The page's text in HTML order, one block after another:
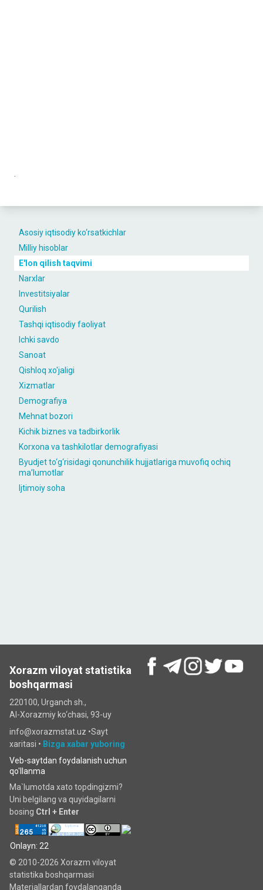
Asosiy iqtisodiy ko‘rsatkichlar
Milliy hisoblar
E'lon qilish taqvimi
Narxlar
Investitsiyalar
Qurilish
Tashqi iqtisodiy faoliyat
Ichki savdo
Sanoat
Qishloq xo'jaligi
Xizmatlar
Demografiya
Mehnat bozori
Kichik biznes va tadbirkorlik
Korxona va tashkilotlar demografiyasi
Byudjet to‘g‘risidagi qonunchilik hujjatlariga muvofiq ochiq
maʼlumotlar
Ijtimoiy soha
Xorazm viloyat statistika
boshqarmasi
220100, Urganch sh.,
Al-Xorazmiy ko‘chаsi, 93-uy
info@xorazmstat.uz •Sayt
xaritasi • Bizga xabar yuboring
Veb-saytdan foydalanish uchun
qo'llanma
Ma`lumotda xato topdingizmi?
Uni belgilang va quyidagilarni
bosing Ctrl + Enter
Onlayn: 22
© 2010-2026 Xorazm viloyat
statistika boshqarmasi
Materiallardan foydalanganda